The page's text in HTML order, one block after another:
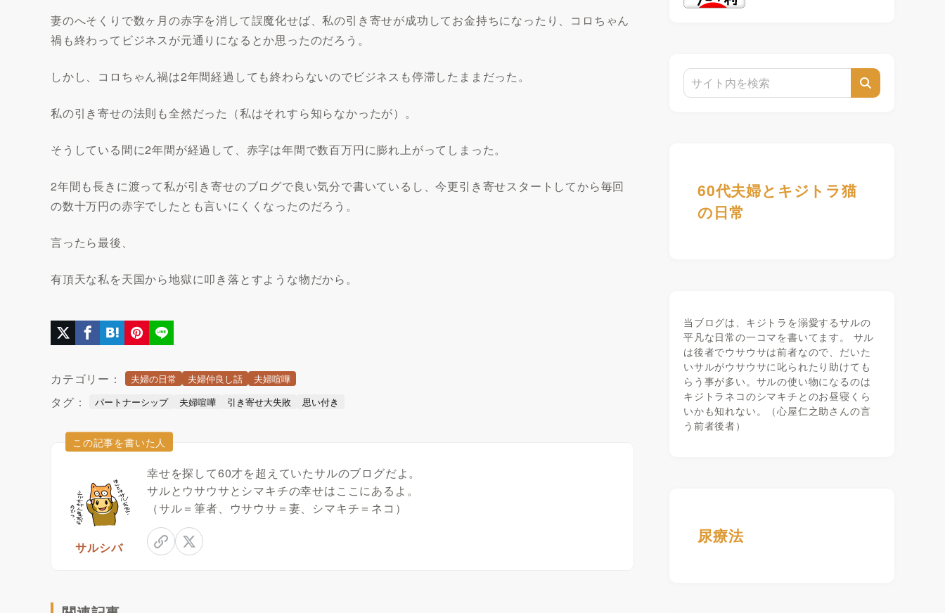
妻のへそくりで数ヶ月の赤字を消して誤魔化せば、私の引き寄せが成功してお金持ちになったり、コロちゃん
禍も終わってビジネスが元通りになるとか思ったのだろう。
しかし、コロちゃん禍は2年間経過しても終わらないのでビジネスも停滞したままだった。
私の引き寄せの法則も全然だった（私はそれすら知らなかったが）。
そうしている間に2年間が経過して、赤字は年間で数百万円に膨れ上がってしまった。
2年間も長きに渡って私が引き寄せのブログで良い気分で書いているし、今更引き寄せスタートしてから毎回
の数十万円の赤字でしたとも言いにくくなったのだろう。
言ったら最後、
有頂天な私を天国から地獄に叩き落とすような物だから。
カテゴリー： 夫婦の日常 夫婦仲良し話 夫婦喧嘩
タグ： パートナーシップ 夫婦喧嘩 引き寄せ大失敗 思い付き
この記事を書いた人
サルシバ
幸せを探して60才を超えていたサルのブログだよ。
サルとウサウサとシマキチの幸せはここにあるよ。
（サル＝筆者、ウサウサ＝妻、シマキチ＝ネコ）
60代夫婦とキジトラ猫
の日常
当ブログは、キジトラを溺愛するサルの
平凡な日常の一コマを書いてます。 サル
は後者でウサウサは前者なので、だいた
いサルがウサウサに叱られたり助けても
らう事が多い。サルの使い物になるのは
キジトラネコのシマキチとのお昼寝くら
いかも知れない。（心屋仁之助さんの言
う前者後者）
尿療法